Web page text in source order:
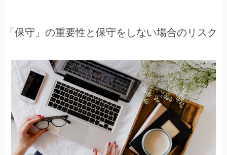
「保守」の重要性と保守をしない場合のリスク